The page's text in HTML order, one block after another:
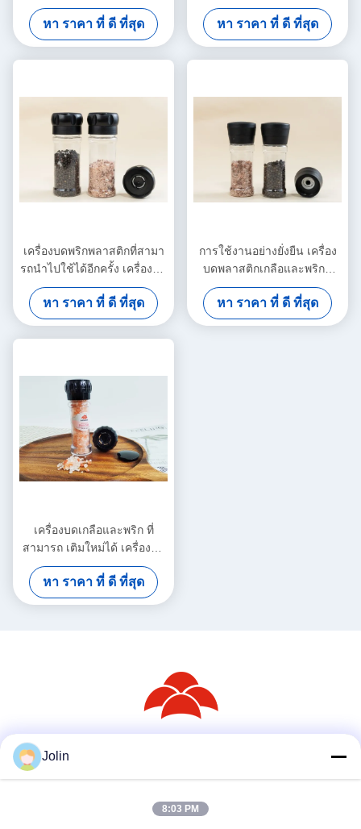
หา ราคา ที่ ดี ที่สุด
พลาสติกที่ใช้ง่าย
หา ราคา ที่ ดี ที่สุด
เครื่องบดพริกพลาสติกที่สามา
รถนําไปใช้ได้อีกครั้ง เครื่องบด
พริกพลาสติกที่มีแกนบดพริกเซ
รามิก
หา ราคา ที่ ดี ที่สุด
การใช้งานอย่างยั่งยืน เครื่อง
บดพลาสติกเกลือและพริกที่
สามารถเติมเต็มใหม่ได้
หา ราคา ที่ ดี ที่สุด
เครื่องบดเกลือและพริก ที่
สามารถ เติมใหม่ได้ เครื่องบด
พลาสติก ที่ใช้ง่าย
หา ราคา ที่ ดี ที่สุด
Jolin
8:03 PM